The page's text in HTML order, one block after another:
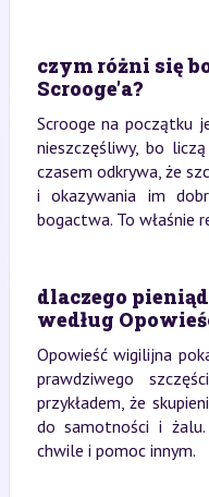
czym różni się
Scrooge'a?
Scrooge na początku
nieszczęśliwy, bo
czasem odkrywa, że
i okazywania im
bogactwa. To właśnie
dlaczego
według
Opowieść wigilijna
prawdziwego
przykładem, że
do samotności i żalu.
chwile i pomoc innym.